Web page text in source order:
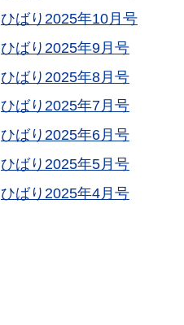
ひばり2025年10月号
ひばり2025年9月号
ひばり2025年8月号
ひばり2025年7月号
ひばり2025年6月号
ひばり2025年5月号
ひばり2025年4月号